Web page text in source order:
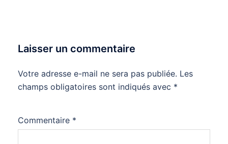
Laisser un commentaire
Votre adresse e-mail ne sera pas publiée. Les
champs obligatoires sont indiqués avec *
Commentaire *